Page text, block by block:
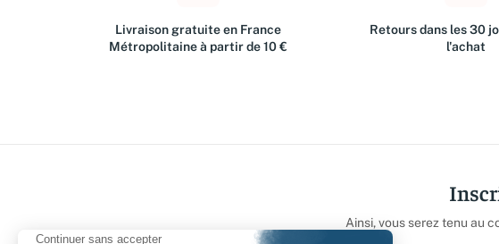
Livraison gratuite en France
Métropolitaine à partir de 10 €
Retours dans les 30
l'achat
Ainsi, vous serez tenu au